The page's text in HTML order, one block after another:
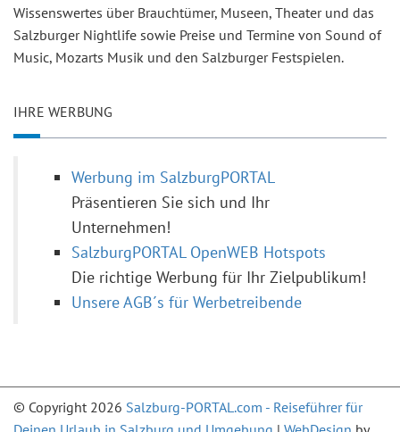
Wissenswertes über Brauchtümer, Museen, Theater und das
Salzburger Nightlife sowie Preise und Termine von Sound of
Music, Mozarts Musik und den Salzburger Festspielen.
IHRE WERBUNG
Werbung im SalzburgPORTAL
Präsentieren Sie sich und Ihr
Unternehmen!
SalzburgPORTAL OpenWEB Hotspots
Die richtige Werbung für Ihr Zielpublikum!
Unsere AGB´s für Werbetreibende
© Copyright 2026 Salzburg-PORTAL.com - Reiseführer für